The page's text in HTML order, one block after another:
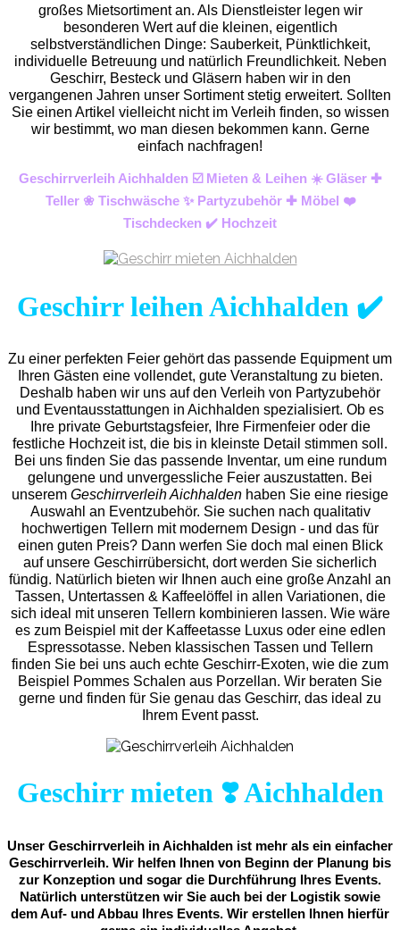
großes Mietsortiment an. Als Dienstleister legen wir
besonderen Wert auf die kleinen, eigentlich
selbstverständlichen Dinge: Sauberkeit, Pünktlichkeit,
individuelle Betreuung und natürlich Freundlichkeit. Neben
Geschirr, Besteck und Gläsern haben wir in den
vergangenen Jahren unser Sortiment stetig erweitert. Sollten
Sie einen Artikel vielleicht nicht im Verleih finden, so wissen
wir bestimmt, wo man diesen bekommen kann. Gerne
einfach nachfragen!
Geschirrverleih Aichhalden ☑️ Mieten & Leihen ☀️ Gläser ✚
Teller ❀ Tischwäsche ✨ Partyzubehör ✚ Möbel ❤️
Tischdecken ✔️ Hochzeit
Geschirr leihen Aichhalden ✔️
Zu einer perfekten Feier gehört das passende Equipment um
Ihren Gästen eine vollendet, gute Veranstaltung zu bieten.
Deshalb haben wir uns auf den Verleih von Partyzubehör
und Eventausstattungen in Aichhalden spezialisiert. Ob es
Ihre private Geburtstagsfeier, Ihre Firmenfeier oder die
festliche Hochzeit ist, die bis in kleinste Detail stimmen soll.
Bei uns finden Sie das passende Inventar, um eine rundum
gelungene und unvergess liche Feier auszustatten. Bei
unserem Geschirrverleih Aichhalden haben Sie eine riesige
Auswahl an Eventzubehör. Sie suchen nach qualitativ
hochwertigen Tellern mit modernem Design - und das für
einen guten Preis? Dann werfen Sie doch mal einen Blick
auf unsere Geschirrübersicht, dort werden Sie sicherlich
fündig. Natürlich bieten wir Ihnen auch eine große Anzahl an
Tassen, Untertassen & Kaffeelöffel in allen Variationen, die
sich ideal mit unseren Tellern kombinieren lassen. Wie wäre
es zum Beispiel mit der Kaffeetasse Luxus oder eine edlen
Espressotasse. Neben klassischen Tassen und Tellern
finden Sie bei uns auch echte Geschirr-Exoten, wie die zum
Beispiel Pommes Schalen aus Porzellan. Wir beraten Sie
gerne und finden für Sie genau das Geschirr, das ideal zu
Ihrem Event passt.
Geschirr mieten ❣️ Aichhalden
Unser Geschirrverleih in Aichhalden ist mehr als ein einfacher
Geschirrverleih. Wir helfen Ihnen von Beginn der Planung bis
zur Konzeption und sogar die Durchführung Ihres Events.
Natürlich unterstützen wir Sie auch bei der Logistik sowie
dem Auf- und Abbau Ihres Events. Wir erstellen Ihnen hierfür